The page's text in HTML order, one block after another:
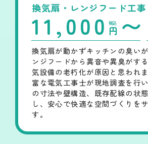
換気扇・レンジフード工事
11,000 円 〜
税込
換気扇が動かずキッチンの臭い
ンジフードから異音や異臭がす
気設備の老朽化が原因と思われ
富な電気工事士が現地調査を行
の寸法や壁構造、既存配線の状
し、安心で快適な空間づくりを
す。